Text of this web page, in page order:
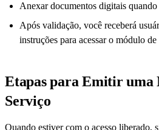
Anexar documentos digitais
Após validação, você receberá
instruções para acessar o módulo de
Etapas para Emitir uma
Serviço
Quando estiver com o acesso liberado,